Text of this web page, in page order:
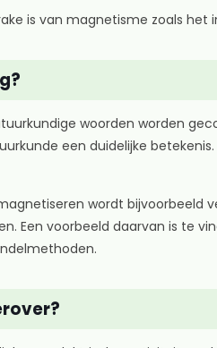
is van magnetisme zoals het
woorden worden
een duidelijke
wordt
Een voorbeeld daarvan is te